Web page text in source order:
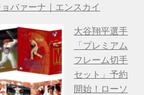
バァーナ｜エンスカイ
大谷翔平選手
「プレミアム
フレーム切手
セット」予約
開始！ローソ